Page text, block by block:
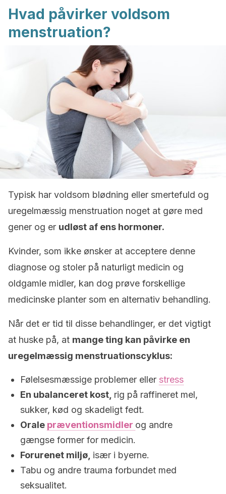
Hvad påvirker voldsom
menstruation?
Typisk har voldsom blødning eller smertefuld og
uregelmæssig menstruation noget at gøre med
gener og er udløst af ens hormoner.
Kvinder, som ikke ønsker at acceptere denne
diagnose og stoler på naturligt medicin og
oldgamle midler, kan dog prøve forskellige
medicinske planter som en alternativ behandling.
Når det er tid til disse behandlinger, er det vigtigt
at huske på, at mange ting kan påvirke en
uregelmæssig menstruationscyklus:
Følelsesmæssige problemer eller stress
En ubalanceret kost, rig på raffineret mel,
sukker, kød og skadeligt fedt.
Orale præventionsmidler og andre
gængse former for medicin.
Forurenet miljø, især i byerne.
Tabu og andre trauma forbundet med
seksualitet.